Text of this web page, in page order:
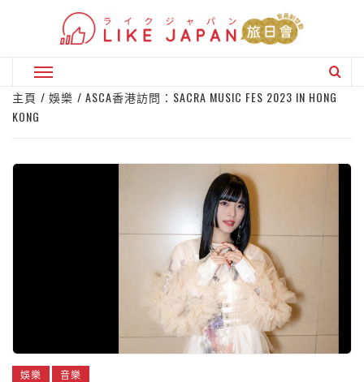
Primary
Menu
主頁 娛樂
ASCA香港訪問：SACRA MUSIC FES 2023 IN HONG
KONG
娛樂 音樂